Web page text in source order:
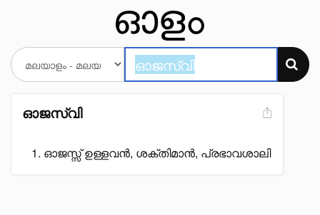
ഓജസ്വി
ഓജസ്സ് ഉള്ളവൻ, ശക്തിമാൻ, പ്രഭാവശാലി